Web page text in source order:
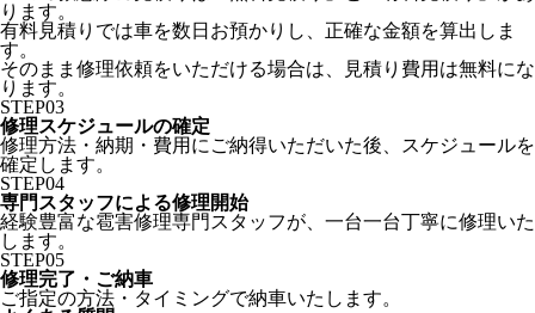
ります。
有料見積りでは車を数日お預かりし、正確な金額を算出しま
す。
そのまま修理依頼をいただける場合は、見積り費用は無料にな
ります。
STEP03
修理スケジュールの確定
修理方法・納期・費用にご納得いただいた後、スケジュールを
確定します。
STEP04
専門スタッフによる修理開始
経験豊富な雹害修理専門スタッフが、一台一台丁寧に修理いた
します。
STEP05
修理完了・ご納車
ご指定の方法・タイミングで納車いたします。